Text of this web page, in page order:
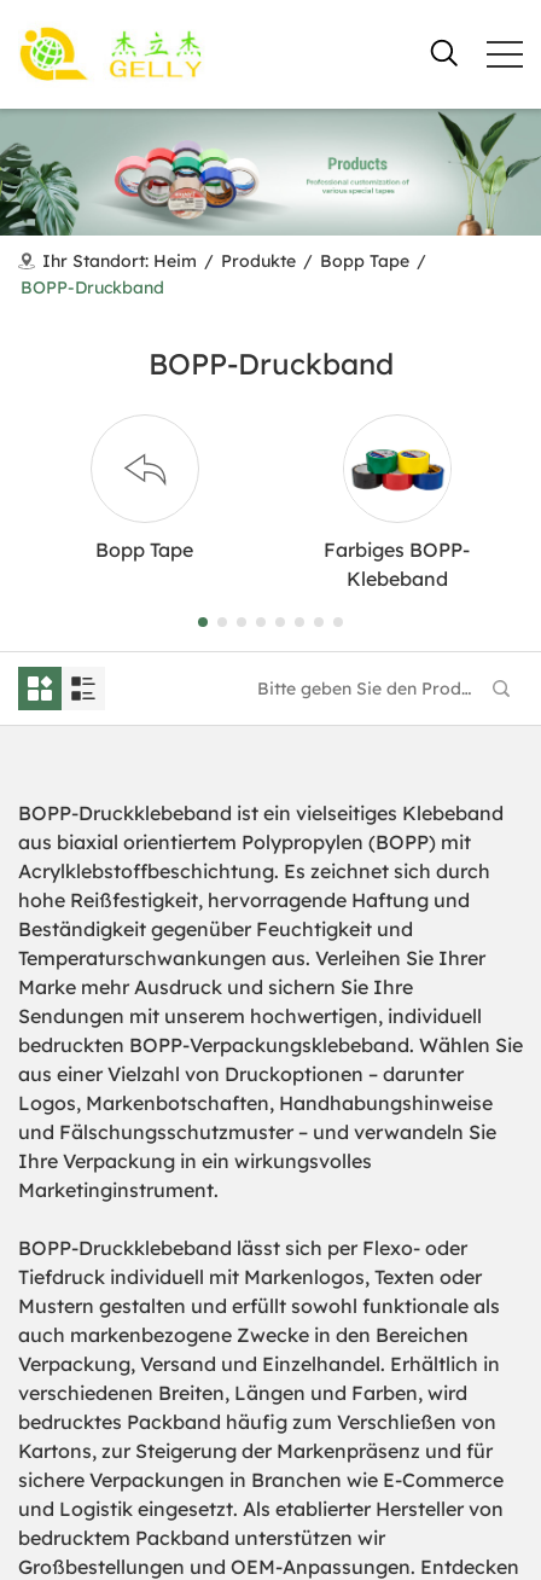
Ihr Standort: Heim / Produkte / Bopp Tape /
BOPP-Druckband
BOPP-Druckband
Bopp Tape
Farbiges BOPP-
Klebeband
BOPP-Druckklebeband ist ein vielseitiges Klebeband
aus biaxial orientiertem Polypropylen (BOPP) mit
Acrylklebstoffbeschichtung. Es zeichnet sich durch
hohe Reißfestigkeit, hervorragende Haftung und
Beständigkeit gegenüber Feuchtigkeit und
Temperaturschwankungen aus. Verleihen Sie Ihrer
Marke mehr Ausdruck und sichern Sie Ihre
Sendungen mit unserem hochwertigen, individuell
bedruckten BOPP-Verpackungsklebeband. Wählen Sie
aus einer Vielzahl von Druckoptionen – darunter
Logos, Markenbotschaften, Handhabungshinweise
und Fälschungsschutzmuster – und verwandeln Sie
Ihre Verpackung in ein wirkungsvolles
Marketinginstrument.
BOPP-Druckklebeband lässt sich per Flexo- oder
Tiefdruck individuell mit Markenlogos, Texten oder
Mustern gestalten und erfüllt sowohl funktionale als
auch markenbezogene Zwecke in den Bereichen
Verpackung, Versand und Einzelhandel. Erhältlich in
verschiedenen Breiten, Längen und Farben, wird
bedrucktes Packband häufig zum Verschließen von
Kartons, zur Steigerung der Markenpräsenz und für
sichere Verpackungen in Branchen wie E-Commerce
und Logistik eingesetzt. Als etablierter Hersteller von
bedrucktem Packband unterstützen wir
Großbestellungen und OEM-Anpassungen. Entdecken